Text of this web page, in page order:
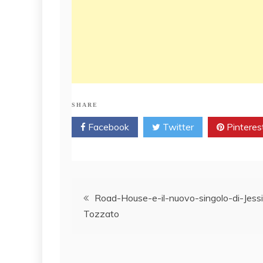
SHARE
Facebook Twitter
PostRoad-House-e-il-nuovo-singolo-di-
Tozzato